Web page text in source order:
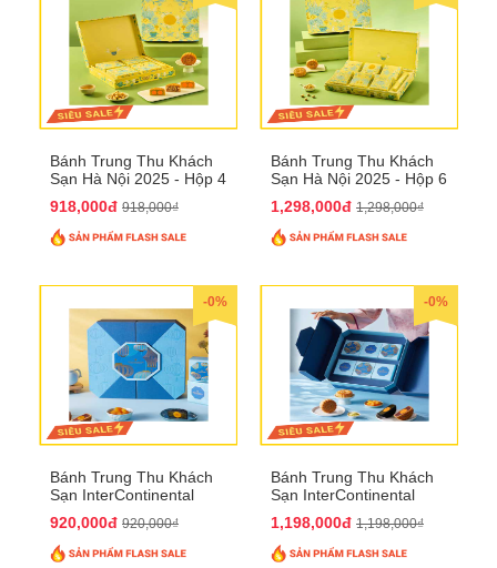
Bánh Trung Thu Khách
Sạn Hà Nội 2025 - Hộp 4
918,000đ 918,000₫
Bánh Trung Thu Khách
Sạn Hà Nội 2025 - Hộp 6
1,298,000đ 1,298,000₫
-0%
Bánh Trung Thu Khách
Sạn InterContinental
QTTT26
920,000đ 920,000₫
-0%
Bánh Trung Thu Khách
Sạn InterContinental
QTTT27
1,198,000đ 1,198,000₫